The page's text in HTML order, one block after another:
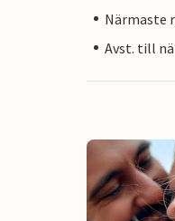
Närmaste
Avst. till